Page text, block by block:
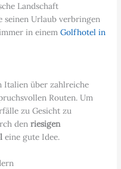
Landschaft
seinen Urlaub verbringen
in einemGolfhotel in
Italien über zahlreiche
Routen. Um
zu Gesicht zu
denriesigen
eine gute Idee.